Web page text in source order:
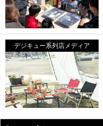
デジキュー系列店メディア